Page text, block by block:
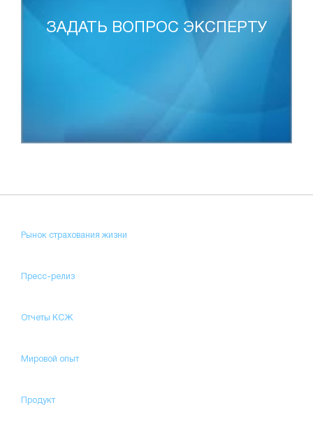
ЗАДАТЬ ВОПРОС ЭКСПЕРТУ
Рынок страхования жизни
Пресс-релиз
Отчеты КСЖ
Мировой опыт
Продукт